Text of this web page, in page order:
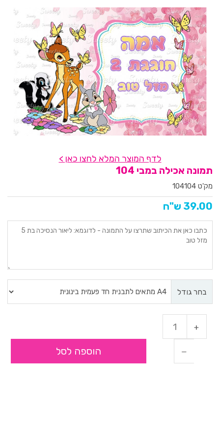
לדף המוצר המלא לחצו כאן >
תמונה אכילה במבי 104
מק'ט 104104
39.00 ש"ח
בחר גודל
הוספה לסל